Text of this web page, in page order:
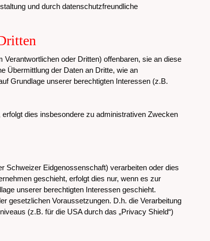
und durch datenschutzfreundliche
oder Dritten) offenbaren, sie an diese
Übermittlung der Daten an Dritte, wie an
Grundlage unserer berechtigten Interessen (z.B.
dies insbesondere zu administrativen Zwecken
Schweizer Eidgenossenschaft) verarbeiten oder dies
geschieht, erfolgt dies nur, wenn es zur
unserer berechtigten Interessen geschieht.
gesetzlichen Voraussetzungen. D.h. die Verarbeitung
(z.B. für die USA durch das „Privacy Shield“)